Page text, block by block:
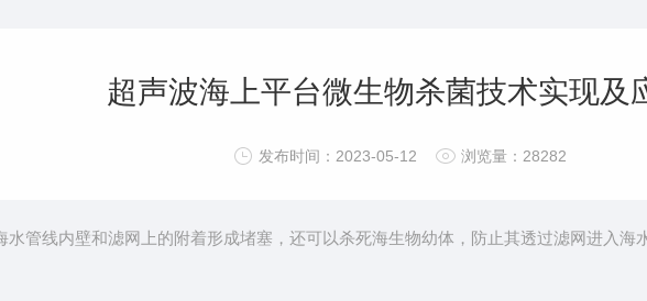
超声波海上平台微生物杀菌技术实现及
发布时间：2023-05-12 浏览量：28282
水管线内壁和滤网上的附着形成堵塞，还可以杀死海生物幼体，防止其透过滤网进入海